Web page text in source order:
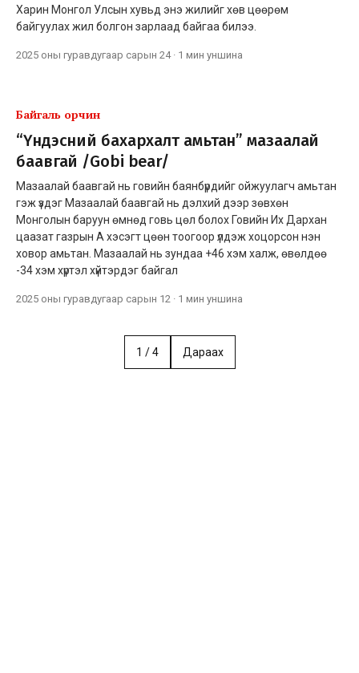
Харин Монгол Улсын хувьд энэ жилийг хөв цөөрөм
байгуулах жил болгон зарлаад байгаа билээ.
2025 оны гуравдугаар сарын 24· 1 мин уншина
Байгаль орчин
“Үндэсний бахархалт амьтан” мазаалай
баавгай /Gobi bear/
Мазаалай баавгай нь говийн баянбүрдийг ойжуулагч амьтан
гэж үздэг Мазаалай баавгай нь дэлхий дээр зөвхөн
Монголын баруун өмнөд говь цөл болох Говийн Их Дархан
цаазат газрын А хэсэгт цөөн тоогоор үлдэж хоцорсон нэн
ховор амьтан. Мазаалай нь зундаа +46 хэм халж, өвөлдөө
-34 хэм хүртэл хүйтэрдэг байгал
2025 оны гуравдугаар сарын 12 · 1 мин уншина
1 /4 Дараах